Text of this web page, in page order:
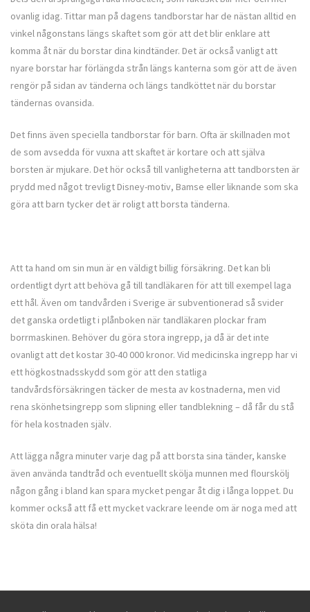
ovanlig idag. Tittar man på dagens tandborstar har de nästan alltid en
vinkel någonstans längs skaftet som gör att det blir enklare att
komma åt när du borstar dina kindtänder. Det är också vanligt att
nyare borstar har förlängda strån längs kanterna som gör att de även
rengör på sidan av tänderna och längs tandköttet när du borstar
tändernas ovansida.
Det finns även speciella tandborstar för barn. Ofta är skillnaden mot
de som avsedda för vuxna att skaftet är kortare och att själva
borsten är mjukare. Det hör också till vanligheterna att tandborsten är
prydd med något trevligt Disney-motiv, Bamse eller liknande som ska
göra att barn tycker det är roligt att borsta tänderna.
Att ta hand om sin mun är en väldigt billig försäkring. Det kan bli
ordentligt dyrt att behöva gå till tandläkaren för att till exempel laga
ett hål. Även om tandvården i Sverige är subventionerad så svider
det ganska ordetligt i plånboken när tandläkaren plockar fram
borrmaskinen. Behöver du göra stora ingrepp, ja då är det inte
ovanligt att det kostar 30-40 000 kronor. Vid medicinska ingrepp har vi
ett högkostnadsskydd som gör att den statliga
tandvårdsförsäkringen täcker de mesta av kostnaderna, men vid
rena skönhetsingrepp som slipning eller tandblekning – då får du stå
för hela kostnaden själv.
Att lägga några minuter varje dag på att borsta sina tänder, kanske
även använda tandtråd och eventuellt skölja munnen med flourskölj
någon gång i bland kan spara mycket pengar åt dig i långa loppet. Du
kommer också att få ett mycket vackrare leende om är noga med att
sköta din orala hälsa!